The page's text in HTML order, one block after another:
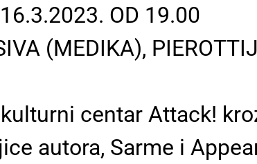
OD 19.00
(MEDIKA),
centar Attack!
autora, Sarme i